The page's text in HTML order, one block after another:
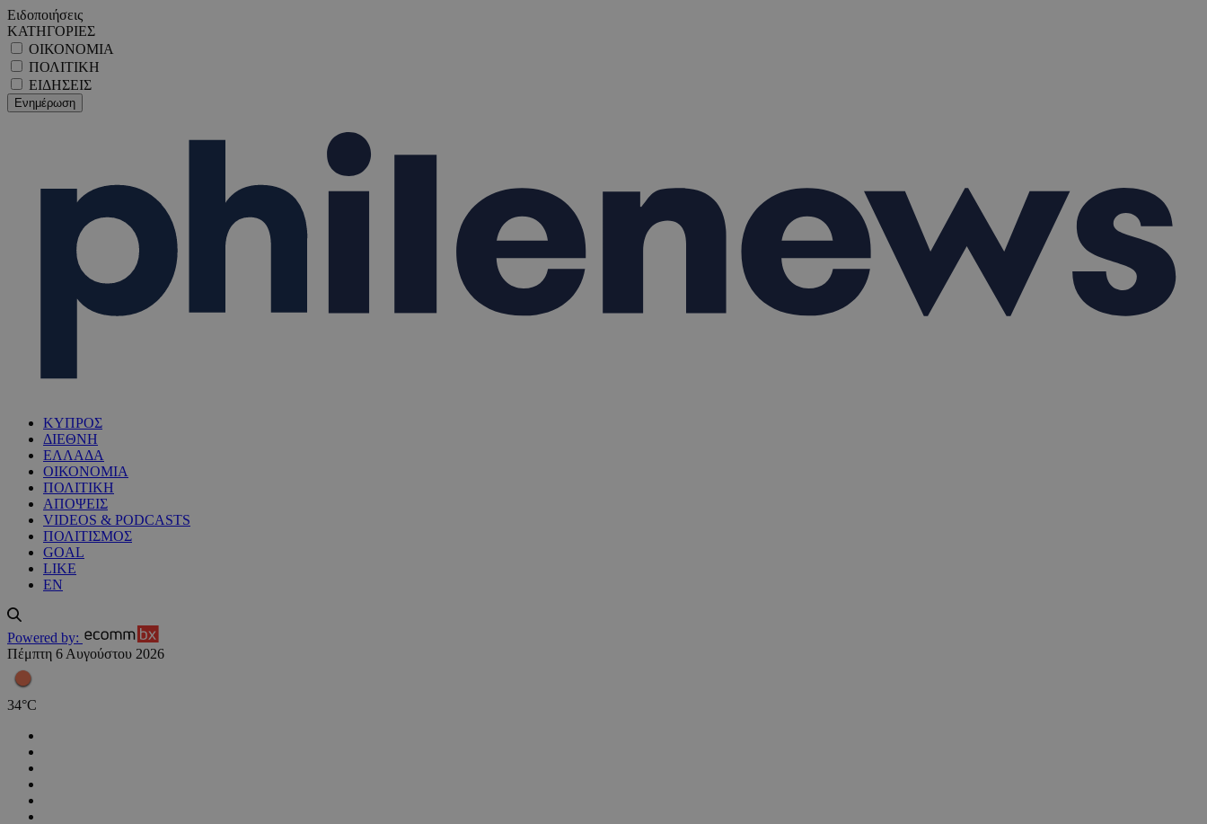
Ειδοποιήσεις
ΚΑΤΗΓΟΡΙΕΣ
ΟΙΚΟΝΟΜΙΑ
ΠΟΛΙΤΙΚΗ
ΕΙΔΗΣΕΙΣ
ΚΥΠΡΟΣ
ΔΙΕΘΝΗ
ΕΛΛΑΔΑ
ΟΙΚΟΝΟΜΙΑ
ΠΟΛΙΤΙΚΗ
ΑΠΟΨΕΙΣ
VIDEOS & PODCASTS
ΠΟΛΙΤΙΣΜΟΣ
GOAL
LIKE
EN
Powered by:
Πέμπτη 6 Αυγούστου 2026
34°C